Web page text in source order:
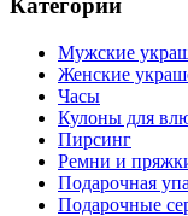
Категории
Мужские
Женские
Часы
Кулоны для
Пирсинг
Ремни и
Подарочная
Подарочные